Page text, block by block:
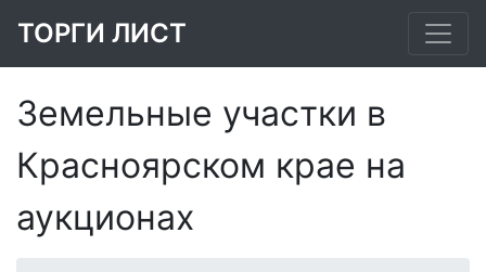
ТОРГИ ЛИСТ
Земельные участки в
Красноярском крае на
аукционах